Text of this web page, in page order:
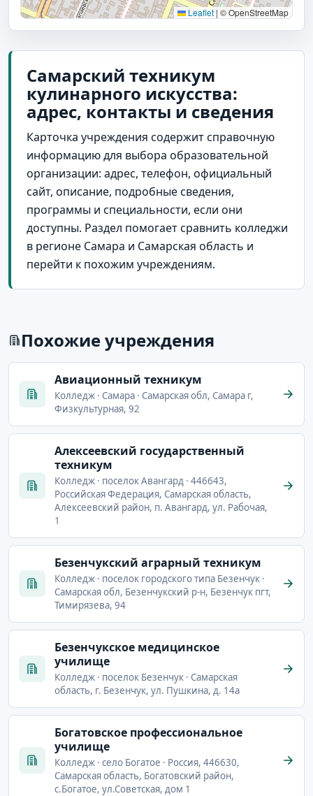
Leaflet | © OpenStreetMap
Самарский техникум
кулинарного искусства:
адрес, контакты и сведения
Карточка учреждения содержит справочную
информацию для выбора образовательной
организации: адрес, телефон, официальный
сайт, описание, подробные сведения,
программы и специальности, если они
доступны. Раздел помогает сравнить колледжи
в регионе Самара и Самарская область и
перейти к похожим учреждениям.
Похожие учреждения
Авиационный техникум
Колледж · Самара · Самарская обл, Самара г,
Физкультурная, 92
Алексеевский государственный
техникум
Колледж · поселок Авангард · 446643,
Российская Федерация, Самарская область,
Алексеевский район, п. Авангард, ул. Рабочая,
1
Безенчукский аграрный техникум
Колледж · поселок городского типа Безенчук ·
Самарская обл, Безенчукский р-н, Безенчук пгт,
Тимирязева, 94
Безенчукское медицинское
училище
Колледж · поселок Безенчук · Самарская
область, г. Безенчук, ул. Пушкина, д. 14а
Богатовское профессиональное
училище
Колледж · село Богатое · Россия, 446630,
Самарская область, Богатовский район,
с.Богатое, ул.Советская, дом 1